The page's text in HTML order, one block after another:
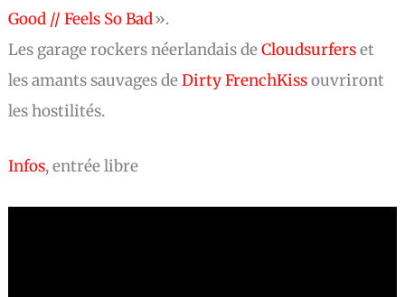
Good // Feels So Bad».
Les garage rockers néerlandais deCloudsurferset
les amants sauvages deDirty FrenchKissouvriront
les hostilités.
Infos, entrée libre